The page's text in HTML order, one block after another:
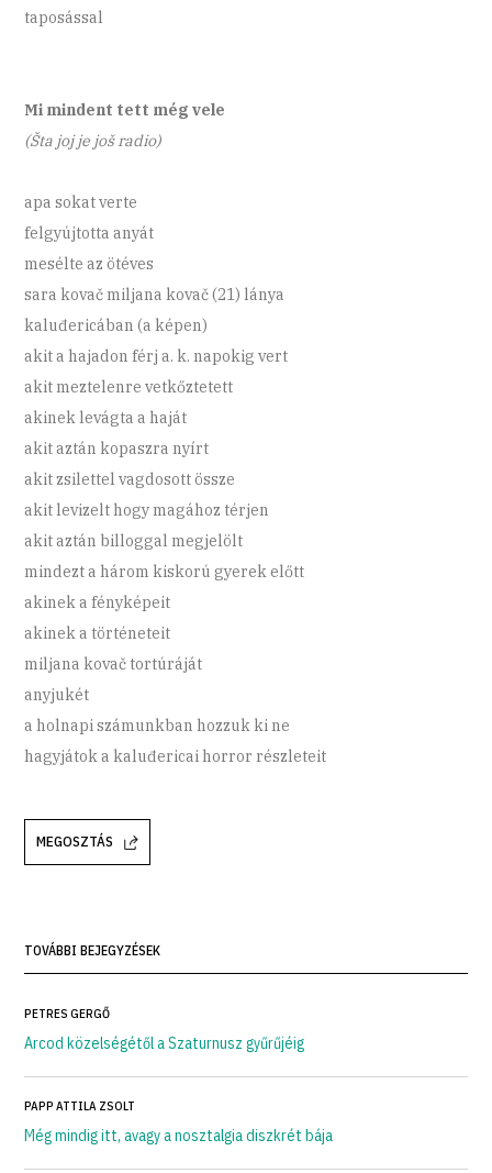
taposással
Mi mindent tett még vele
(Šta joj je još radio)
apa sokat verte
felgyújtotta anyát
mesélte az ötéves
sara kovač miljana kovač (21) lánya
kaluđericában (a képen)
akit a hajadon férj a. k. napokig vert
akit meztelenre vetkőztetett
akinek levágta a haját
akit aztán kopaszra nyírt
akit zsilettel vagdosott össze
akit levizelt hogy magához térjen
akit aztán billoggal megjelölt
mindezt a három kiskorú gyerek előtt
akinek a fényképeit
akinek a történeteit
miljana kovač tortúráját
anyjukét
a holnapi számunkban hozzuk ki ne
hagyjátok a kaluđericai horror részleteit
MEGOSZTÁS
TOVÁBBI BEJEGYZÉSEK
PETRES GERGŐ
Arcod közelségétől a Szaturnusz gyűrűjéig
PAPP ATTILA ZSOLT
Még mindig itt, avagy a nosztalgia diszkrét bája